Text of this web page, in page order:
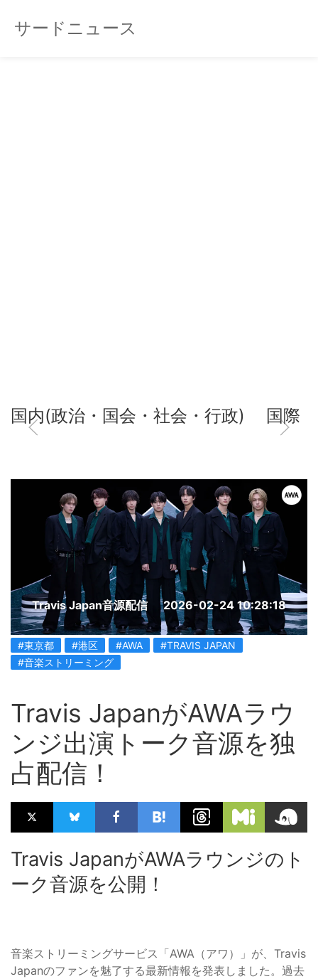
サードニュース
国内(政治・国会・社会・行政) 国際
Travis Japan音源配信 2026-02-24 10:28:18
#東京都 #港区 #AWA
#TRAVIS JAPAN
#音楽ストリーミング
Travis JapanがAWAラウ
ンジ出演トーク音源を独
占配信！
Travis JapanがAWAラウンジのト
ーク音源を公開！
音楽ストリーミングサービス「AWA（アワ）」が、Travis
Japanのファンを魅了する最新情報を発表しました。過去